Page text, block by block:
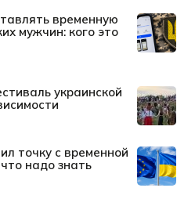
временную
мужчин: кого это
украинской
точку с временной
надо знать